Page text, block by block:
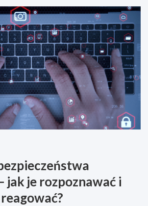
jak je rozpoznawać i